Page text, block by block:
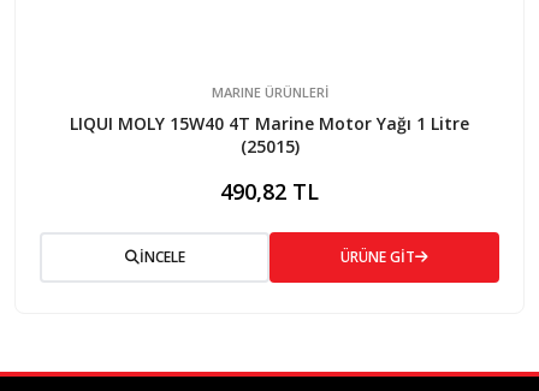
MARINE ÜRÜNLERİ
LIQUI MOLY 15W40 4T Marine Motor Yağı 1 Litre
(25015)
490,82 TL
İNCELE ÜRÜNE GİT